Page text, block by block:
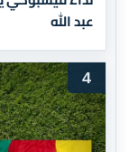
عبد الله
4